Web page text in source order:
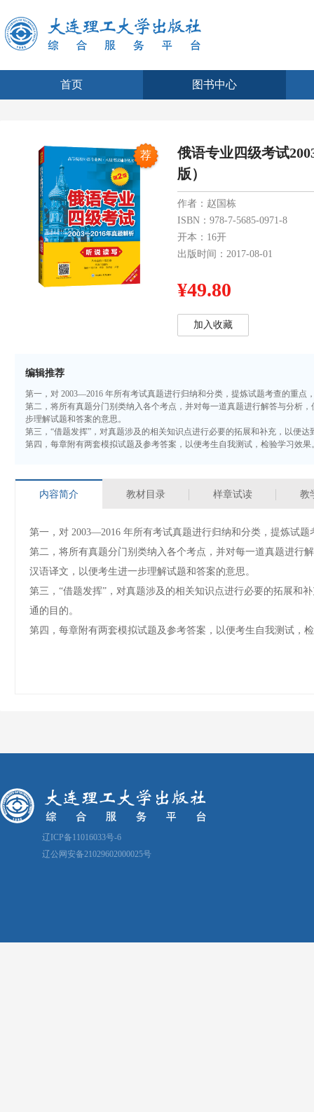
首页 图书中心
荐
俄语专业四级考试
版）
作者：赵国栋
ISBN：978-7-5685-0971-8
开本：16开
出版时间：2017-08-01
¥49.80
加入收藏
编辑推荐
第一，对 2003—2016 年所有考试真题进行归纳和分类，提炼试题考查的重点
第二，将所有真题分门别类纳入各个考点，并对每一道真题进行解答与分析
步理解试题和答案的意思。
第三，“借题发挥”，对真题涉及的相关知识点进行必要的拓展和补充，以便
第四，每章附有两套模拟试题及参考答案，以便考生自我测试，检验学习效果
内容简介 教材目录 样章试读 教
第一，对 2003—2016 年所有考试真题进行归纳和分类，提炼试题
第二，将所有真题分门别类纳入各个考点，并对每一道真题进行
汉语译文，以便考生进一步理解试题和答案的意思。
第三，“借题发挥”，对真题涉及的相关知识点进行必要的拓展和
通的目的。
第四，每章附有两套模拟试题及参考答案，以便考生自我测试，
辽ICP备11016033号-6
辽公网安备21029602000025号